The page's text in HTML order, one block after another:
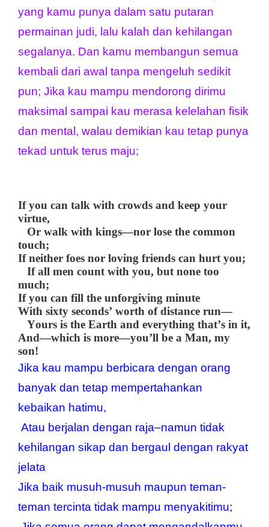
yang kamu punya dalam satu putaran
permainan judi, lalu kalah dan kehilangan
segalanya. Dan kamu membangun semua
kembali dari awal tanpa mengeluh sedikit
pun; Jika kau mampu mendorong dirimu
maksimal sampai kau merasa kelelahan fisik
dan mental, walau demikian kau tetap punya
tekad untuk terus maju;
If you can talk with crowds and keep your
virtue,
Or walk with kings—nor lose the common
touch;
If neither foes nor loving friends can hurt you;
If all men count with you, but none too
much;
If you can fill the unforgiving minute
With sixty seconds’ worth of distance run—
Yours is the Earth and everything that’s in it,
And—which is more—you’ll be a Man, my
son!
Jika kau mampu berbicara dengan orang
banyak dan tetap mempertahankan
kebaikan hatimu,
kehilangan sikap dan bergaul dengan rakyat
jelata
Jika baik musuh-musuh maupun teman-
teman tercinta tidak mampu menyakitimu;